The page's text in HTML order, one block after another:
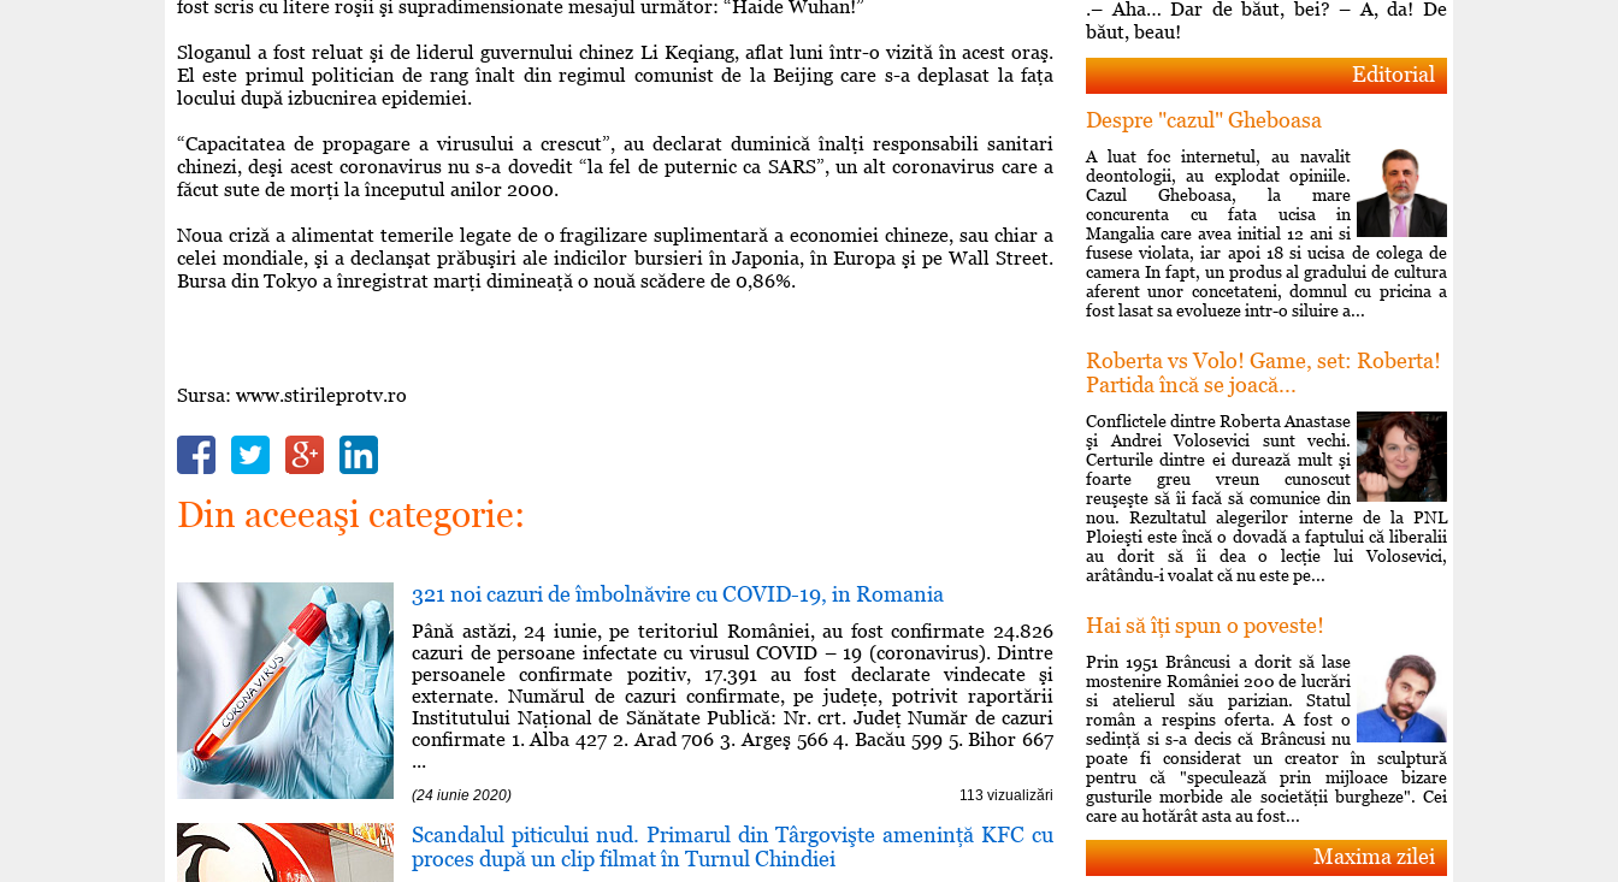
fost scris cu litere roşii şi supradimensionate mesajul următor: “Haide Wuhan!”
Sloganul a fost reluat şi de liderul guvernului chinez Li Keqiang, aflat luni într-o vizită în acest oraş.
El este primul politician de rang înalt din regimul comunist de la Beijing care s-a deplasat la faţa
locului după izbucnirea epidemiei.
“Capacitatea de propagare a virusului a crescut”, au declarat duminică înalţi responsabili sanitari
chinezi, deşi acest coronavirus nu s-a dovedit “la fel de puternic ca SARS”, un alt coronavirus care a
făcut sute de morţi la începutul anilor 2000.
Noua criză a alimentat temerile legate de o fragilizare suplimentară a economiei chineze, sau chiar a
celei mondiale, şi a declanşat prăbuşiri ale indicilor bursieri în Japonia, în Europa şi pe Wall Street.
Bursa din Tokyo a înregistrat marţi dimineaţă o nouă scădere de 0,86%.
Sursa: www.stirileprotv.ro
Din aceeaşi categorie:
321 noi cazuri de îmbolnăvire cu COVID-19, in Romania
Până astăzi, 24 iunie, pe teritoriul României, au fost confirmate 24.826
cazuri de persoane infectate cu virusul COVID – 19 (coronavirus). Dintre
persoanele confirmate pozitiv, 17.391 au fost declarate vindecate şi
externate. Numărul de cazuri confirmate, pe judeţe, potrivit raportării
Institutului Naţional de Sănătate Publică: Nr. crt. Judeţ Număr de cazuri
confirmate 1. Alba 427 2. Arad 706 3. Argeş 566 4. Bacău 599 5. Bihor 667
...
(24 iunie 2020) 113 vizualizări
Scandalul piticului nud. Primarul din Târgovişte ameninţă KFC cu
proces după un clip filmat în Turnul Chindiei
.– Aha… Dar de băut, bei? – A, da! De
băut, beau!
Editorial
Despre "cazul" Gheboasa
A luat foc internetul, au navalit
deontologii, au explodat opiniile.
Cazul Gheboasa, la mare
concurenta cu fata ucisa in
Mangalia care avea initial 12 ani si
fusese violata, iar apoi 18 si ucisa de colega de
camera In fapt, un produs al gradului de cultura
aferent unor concetateni, domnul cu pricina a
fost lasat sa evolueze intr-o siluire a...
Roberta vs Volo! Game, set: Roberta!
Partida încă se joacă...
Conflictele dintre Roberta Anastase
şi Andrei Volosevici sunt vechi.
Certurile dintre ei durează mult şi
foarte greu vreun cunoscut
reuşeşte să îi facă să comunice din
nou. Rezultatul alegerilor interne de la PNL
Ploieşti este încă o dovadă a faptului că liberalii
au dorit să îi dea o lecţie lui Volosevici,
arâtându-i voalat că nu este pe...
Hai să îţi spun o poveste!
Prin 1951 Brâncusi a dorit să lase
mostenire României 200 de lucrări
si atelierul său parizian. Statul
român a respins oferta. A fost o
sedinţă si s-a decis că Brâncusi nu
poate fi considerat un creator în sculptură
pentru că "speculează prin mijloace bizare
gusturile morbide ale societăţii burgheze". Cei
care au hotărât asta au fost...
Maxima zilei